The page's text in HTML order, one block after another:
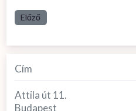
Előző
Cím
Attila út 11.
Budapest